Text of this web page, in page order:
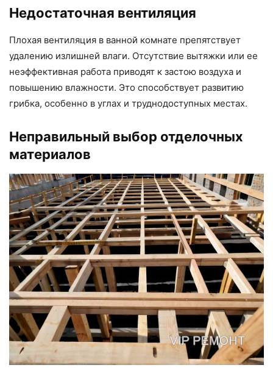
Недостаточная вентиляция
Плохая вентиляция в ванной комнате препятствует
удалению излишней влаги. Отсутствие вытяжки или ее
неэффективная работа приводят к застою воздуха и
повышению влажности. Это способствует развитию
грибка, особенно в углах и труднодоступных местах.
Неправильный выбор отделочных
материалов